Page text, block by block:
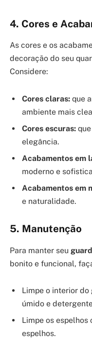
4. Cores e
As cores e os
decoração do seu
Considere:
Cores claras: que
ambiente mais
Cores escuras:
elegância.
Acabamentos em
moderno e
Acabamentos em
e naturalidade.
5. Manutenção
Para manter seu
bonito e funcional,
Limpe o interior do
úmido e
Limpe os
espelhos.